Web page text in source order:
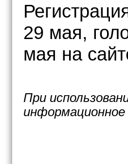
29 мая,
мая на
При